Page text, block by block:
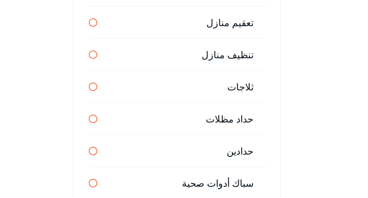
تعقيم منازل
تنظيف منازل
ثلاجات
حداد مظلات
حدادين
سباك أدوات صحية